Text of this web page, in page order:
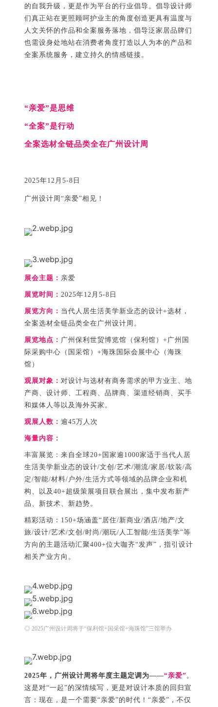
的自我升级，更是作为平台的行业倡导。倡导设计师
们真正站在更照顾呵护业主的角度创造更具有温度与
人文关怀的作品和全案服务落地，倡导泛家居品牌们
也需设身处地站在消费者角度打造以人为本的产品和
全案系统服务，建立持久的情感链接。
“亲爱”是思维
“全案”是行动
全案选材全链品类全在广州设计周
2025年12月5-8日
广州设计周“亲爱”相见！
展会主题： 亲爱
展览时间： 2025年12月5-8日
展览方向： 当代人居生活美学新业态的设计+选材，
全案选材全链品类全在广州设计周。
展览地点： 广州保利世贸博览馆（保利馆）+广州国
际采购中心（国采馆）+海珠国际会展中心（海珠
馆）
观展对象： 对设计与选材有商务需求的甲方业主、地
产商、设计师、工程商、品牌商、渠道经销商、买手
和媒体人等以及海外买家。
观展人数： 逾45万人次
海量内容：
丰富展览： 来自全球20+国家逾1000家适于当代人居
生活美学新业态的设计/文创/艺术/潮流/家居/软装/高
定/智能/材料/户外/生活方式等领域的品牌企业和机
构、以及40+超级策展项目联合展出，集中发布新产
品、新技术、新趋势。
精彩活动： 150+场涵盖“居住/新商业/酒店/地产/文
旅/设计/艺术/文创/时尚/潮玩/人工智能/生活美学”等
方向的主题活动汇聚400+位大咖齐“发声”，指引设计
相关产业方向。
◎ 2025广州设计周将于“保利馆+国采馆+海珠馆”三馆举办
2025年，广州设计周将年度主题定调为——“亲爱”。
这是对“一起”的深情续写，更是对设计本质的回归宣
言：现在，是一个需要“亲爱”的时代！“亲爱”，不仅